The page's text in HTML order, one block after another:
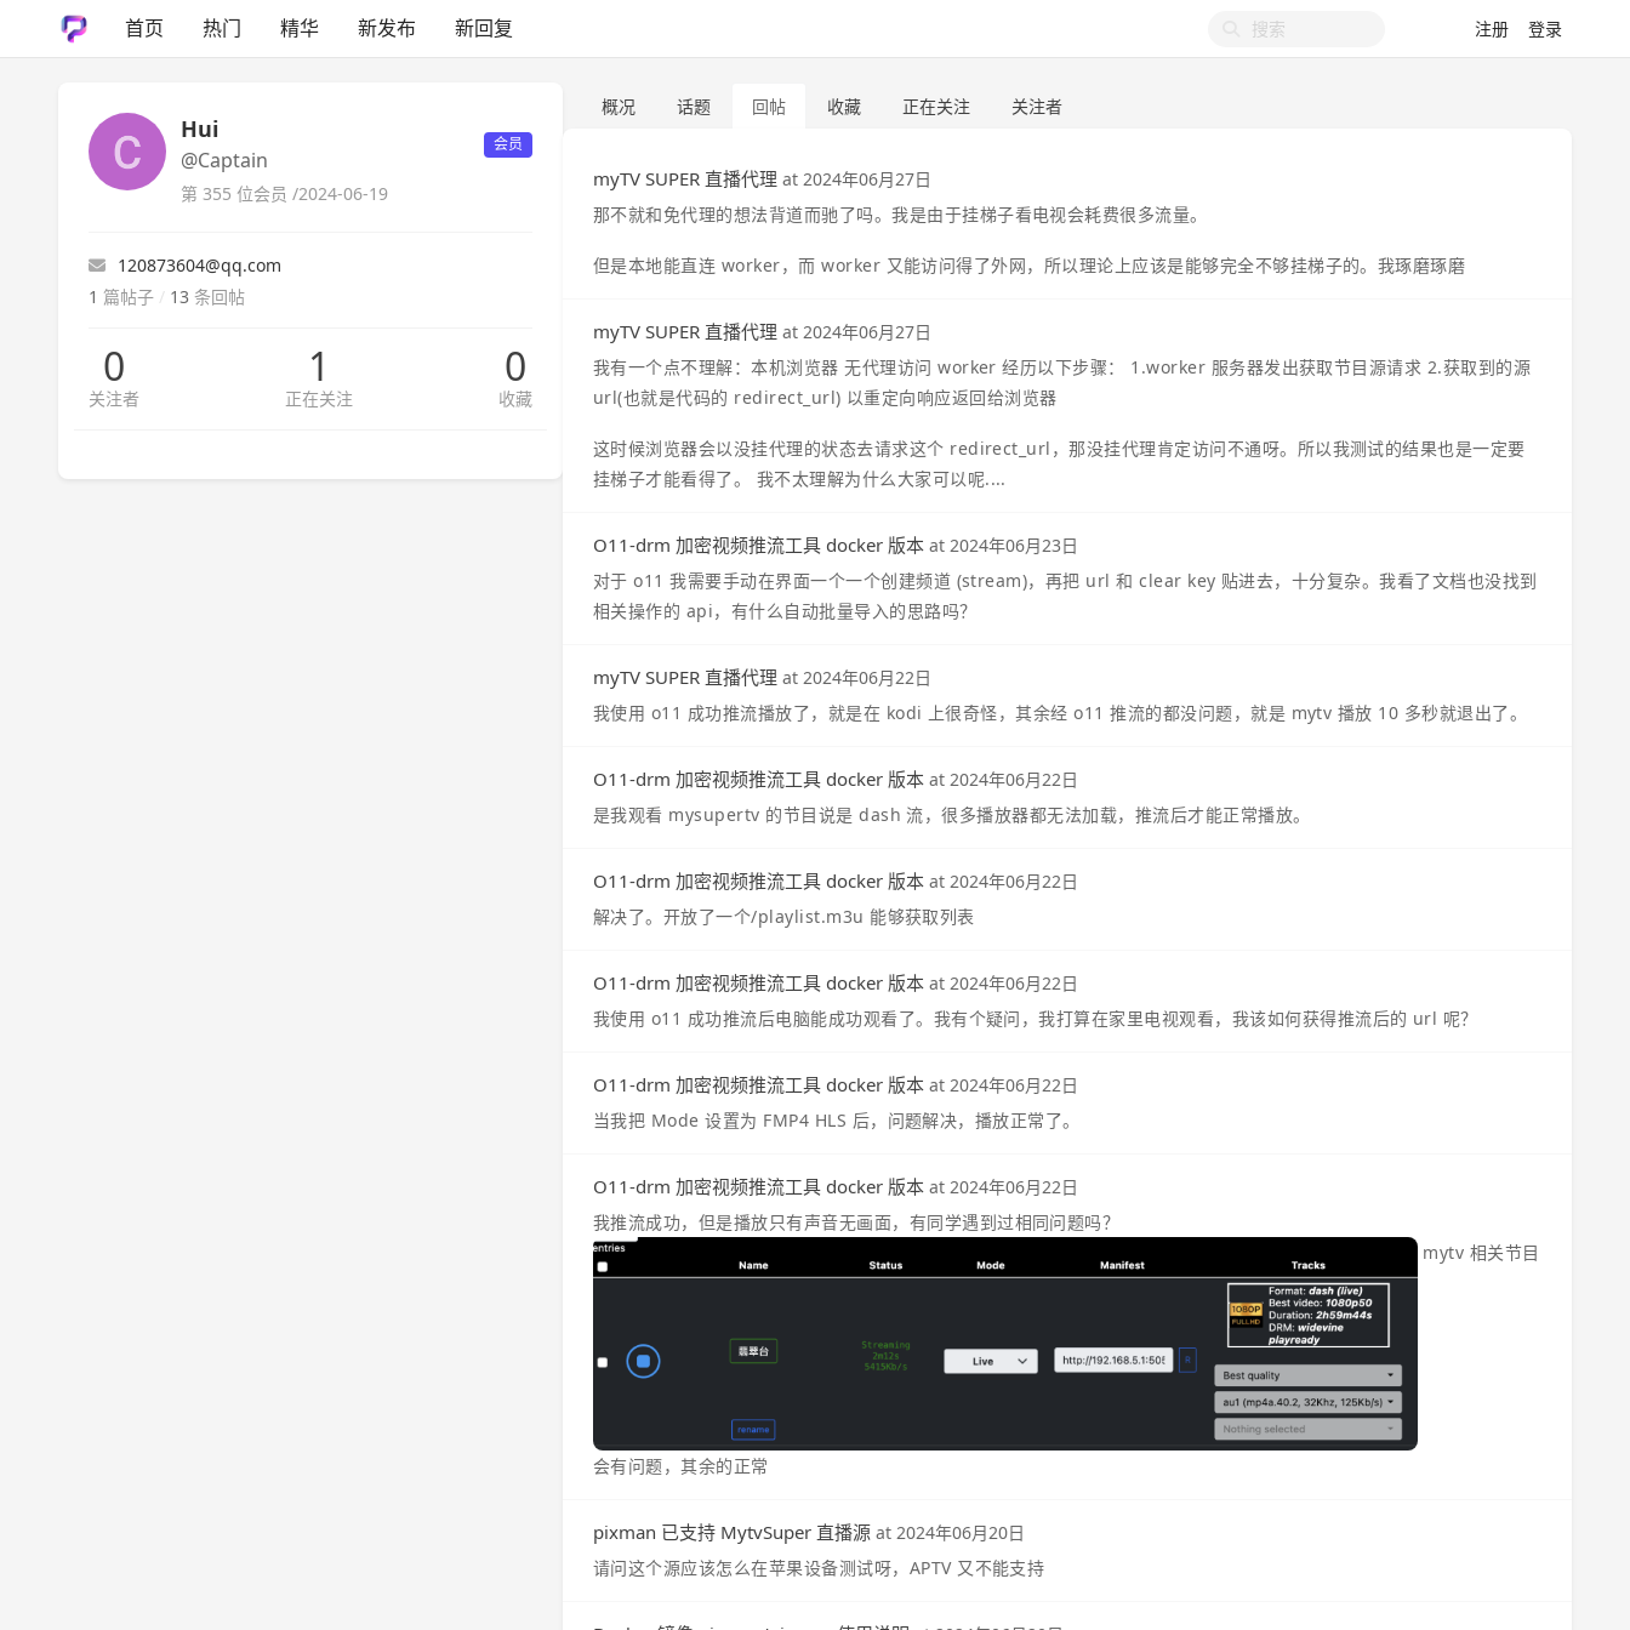
首页 热门 精华 新发布 新回复 注册 登录
Hui
@Captain
会员
第 355 位会员 /2024-06-19
120873604@qq.com
1 篇帖子 / 13 条回帖
0
关注者
1
正在关注
0
收藏
概况 话题 回帖 收藏 正在关注 关注者
myTV SUPER 直播代理 at 2024年06月27日
那不就和免代理的想法背道而驰了吗。我是由于挂梯子看电视会耗费很多流量。
但是本地能直连 worker，而 worker 又能访问得了外网，所以理论上应该是能够完全不够挂梯子的。我琢磨琢磨
myTV SUPER 直播代理 at 2024年06月27日
我有一个点不理解：本机浏览器 无代理访问 worker 经历以下步骤： 1.worker 服务器发出获取节目源请求 2.获取到的源
url(也就是代码的 redirect_url) 以重定向响应返回给浏览器
这时候浏览器会以没挂代理的状态去请求这个 redirect_url，那没挂代理肯定访问不通呀。所以我测试的结果也是一定要
挂梯子才能看得了。 我不太理解为什么大家可以呢....
O11-drm 加密视频推流工具 docker 版本 at 2024年06月23日
对于 o11 我需要手动在界面一个一个创建频道 (stream)，再把 url 和 clear key 贴进去，十分复杂。我看了文档也没找到
相关操作的 api，有什么自动批量导入的思路吗？
myTV SUPER 直播代理 at 2024年06月22日
我使用 o11 成功推流播放了，就是在 kodi 上很奇怪，其余经 o11 推流的都没问题，就是 mytv 播放 10 多秒就退出了。
O11-drm 加密视频推流工具 docker 版本 at 2024年06月22日
是我观看 mysupertv 的节目说是 dash 流，很多播放器都无法加载，推流后才能正常播放。
O11-drm 加密视频推流工具 docker 版本 at 2024年06月22日
解决了。开放了一个/playlist.m3u 能够获取列表
O11-drm 加密视频推流工具 docker 版本 at 2024年06月22日
我使用 o11 成功推流后电脑能成功观看了。我有个疑问，我打算在家里电视观看，我该如何获得推流后的 url 呢？
O11-drm 加密视频推流工具 docker 版本 at 2024年06月22日
当我把 Mode 设置为 FMP4 HLS 后，问题解决，播放正常了。
O11-drm 加密视频推流工具 docker 版本 at 2024年06月22日
我推流成功，但是播放只有声音无画面，有同学遇到过相同问题吗？
mytv 相关节目
会有问题，其余的正常
pixman 已支持 MytvSuper 直播源 at 2024年06月20日
请问这个源应该怎么在苹果设备测试呀，APTV 又不能支持